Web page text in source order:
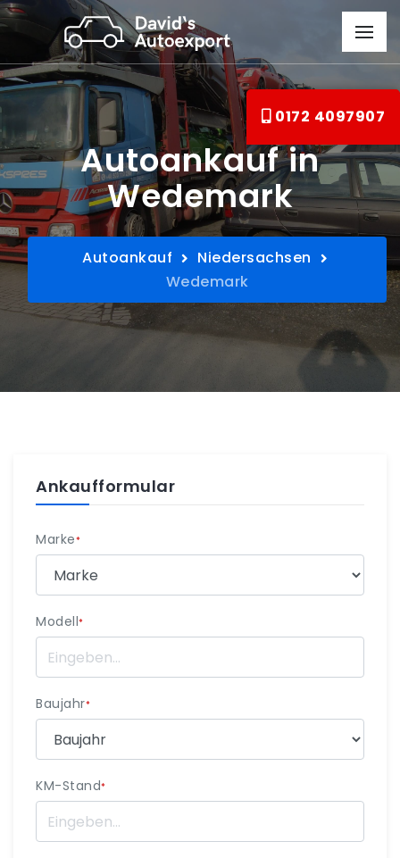
0172 4097907
Autoankauf in
Wedemark
Autoankauf
Niedersachsen
Wedemark
Ankaufformular
Marke*
Modell*
Baujahr*
KM-Stand*